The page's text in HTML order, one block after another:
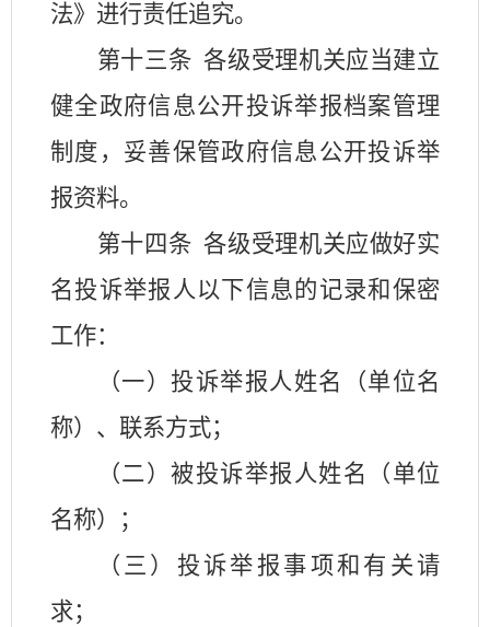
法》进行责任追究。
第十三条 各级受理机关应当建立
健全政府信息公开投诉举报档案管理
制度，妥善保管政府信息公开投诉举
报资料。
第十四条 各级受理机关应做好实
名投诉举报人以下信息的记录和保密
工作：
（一）投诉举报人姓名（单位名
称）、联系方式；
（二）被投诉举报人姓名（单位
名称）；
（三）投诉举报事项和有关请
求；